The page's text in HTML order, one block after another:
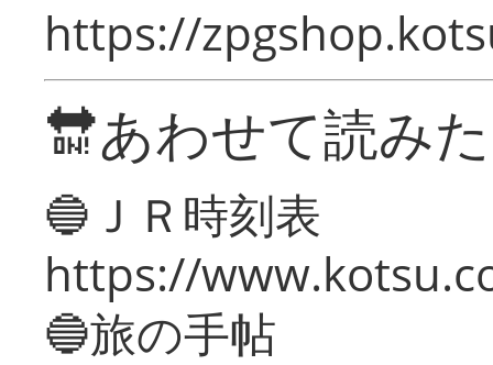
https://
🔛あわせて読み
🔵ＪＲ時刻表
https://
🔵旅の手帖